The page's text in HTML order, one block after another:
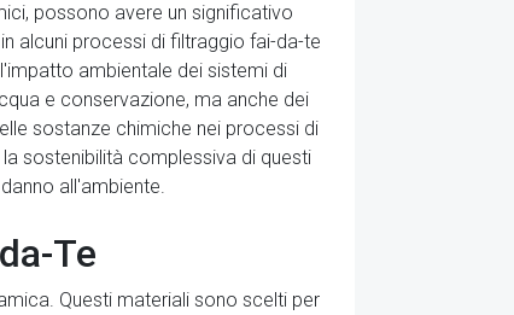
possono avere un significativo
alcuni processi di filtraggio fai-da-te
ambientale dei sistemi di
e conservazione, ma anche dei
sostanze chimiche nei processi di
sostenibilità complessiva di questi
all'ambiente.
Te
Questi materiali sono scelti per